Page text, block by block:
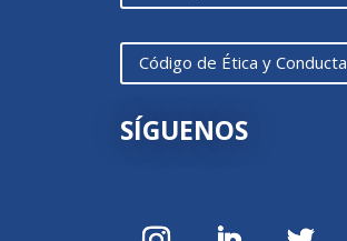
Código de Ética y Conducta
SÍGUENOS